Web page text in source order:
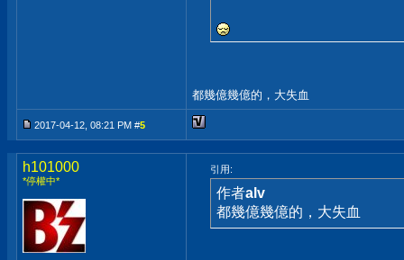
都幾億幾億的，大失血
2017-04-12, 08:21 PM #5
h101000
*停權中*
引用:
作者alv
都幾億幾億的，大失血